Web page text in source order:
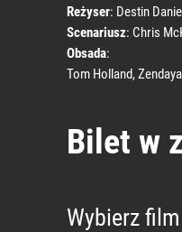
Reżyser: Destin
Scenariusz: Chris
Obsada:
Tom Holland,
Bilet w
Wybierz film